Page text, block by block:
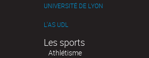
UNIVERSITÉ DE LYON
L'AS UDL
Les sports
Athlétisme